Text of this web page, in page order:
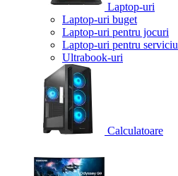
Laptop-uri
Laptop-uri buget
Laptop-uri pentru jocuri
Laptop-uri pentru serviciu
Ultrabook-uri
Calculatoare